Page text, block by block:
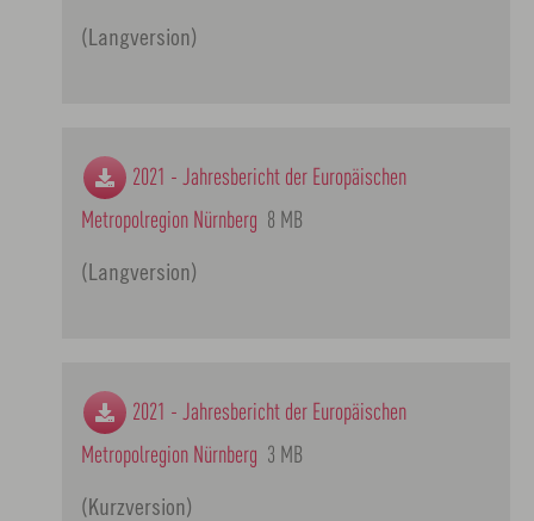
(Langversion)
2021 - Jahresbericht der Europäischen
Metropolregion Nürnberg 8 MB
(Langversion)
2021 - Jahresbericht der Europäischen
Metropolregion Nürnberg 3 MB
(Kurzversion)